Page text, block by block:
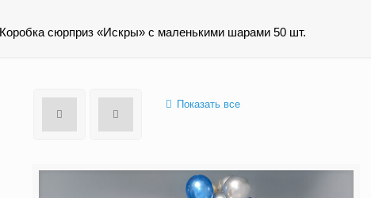
Коробка сюрприз «Искры» с маленькими шарами 50 шт.
Показать все